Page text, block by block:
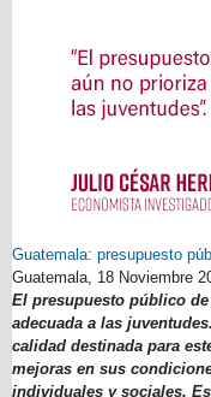
Guatemala: presupuesto
Guatemala, 18 Noviembre
El presupuesto público
adecuada a las
calidad destinada para
mejoras en sus
individuales y sociales.